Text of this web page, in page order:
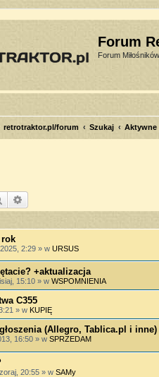
Forum
Forum
retrotraktor.pl/forum Szukaj Aktywne
Szukaj
rok
2:29 » w URSUS
+aktualizacja
15:10 » w WSPOMNIENIA
C355
» w KUPIĘ
(Allegro, Tablica.pl i inne)
16:50 » w SPRZEDAM
20:55 » w SAMy